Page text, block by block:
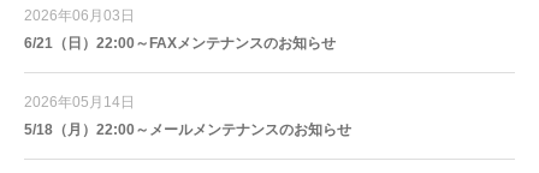
2026年06月03日
6/21（日）22:00～FAXメンテナンスのお知らせ
2026年05月14日
5/18（月）22:00～メールメンテナンスのお知らせ